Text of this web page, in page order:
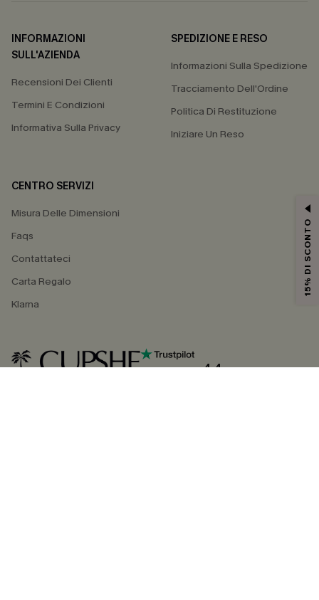
INFORMAZIONI
SULL'AZIENDA
Recensioni Dei Clienti
Termini E Condizioni
Informativa Sulla Privacy
SPEDIZIONE E RESO
Informazioni Sulla Spedizione
Tracciamento Dell'Ordine
Politica Di Restituzione
Iniziare Un Reso
CENTRO SERVIZI
Misura Delle Dimensioni
Faqs
Contattateci
Carta Regalo
Klarna
4.4
15% DI SCONTO